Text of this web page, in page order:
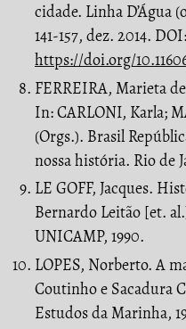
cidade. Linha D’Água
141-157, dez. 2014. DOI:
https://doi.org/
FERREIRA, Marieta
In: CARLONI, Karla;
(Orgs.). Brasil
nossa história. Rio de
LE GOFF, Jacques.
Bernardo Leitão [et.
UNICAMP, 1990.
LOPES, Norberto. A
Coutinho e Sacadura
Estudos da Marinha,